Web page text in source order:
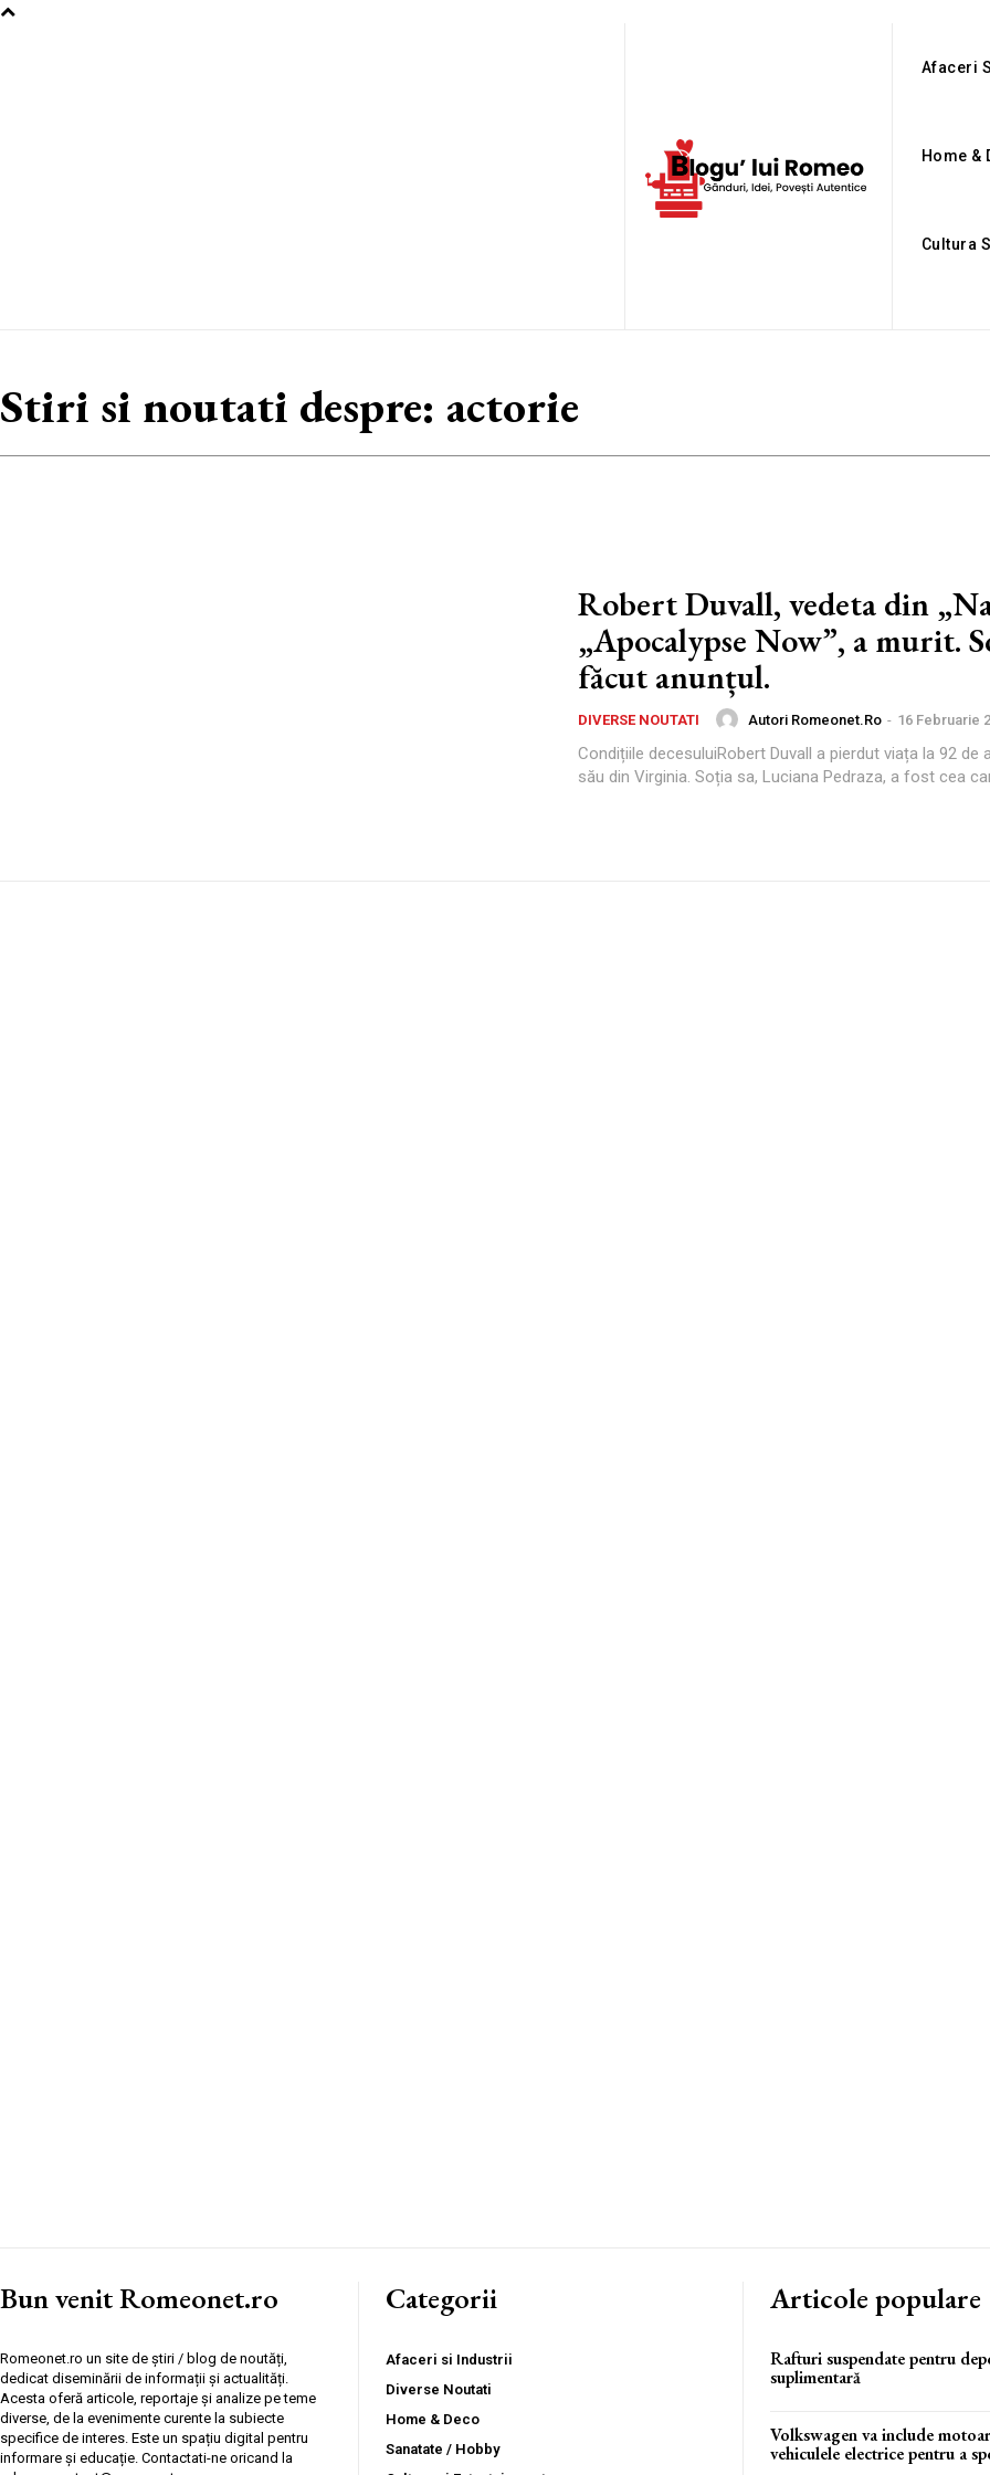
Afaceri
Home &
Cultura
Stiri si noutati despre: actorie
Robert Duvall, vedeta din
„Apocalypse Now”, a murit.
făcut anunțul.
DIVERSE NOUTATI Autori Romeonet.ro - 16 Februarie
Condițiile decesuluiRobert Duvall a pierdut viața la 92 de
său din Virginia. Soția sa, Luciana Pedraza, a fost cea
Bun venit Romeonet.ro
Romeonet.ro un site de știri / blog de noutăți,
dedicat diseminării de informații și actualități.
Acesta oferă articole, reportaje și analize pe teme
diverse, de la evenimente curente la subiecte
specifice de interes. Este un spațiu digital pentru
informare și educație. Contactati-ne oricand la
Categorii
Afaceri si Industrii
Diverse Noutati
Home & Deco
Sanatate / Hobby
Articole populare
Rafturi suspendate pentru
suplimentară
Volkswagen va include
vehiculele electrice pentru a